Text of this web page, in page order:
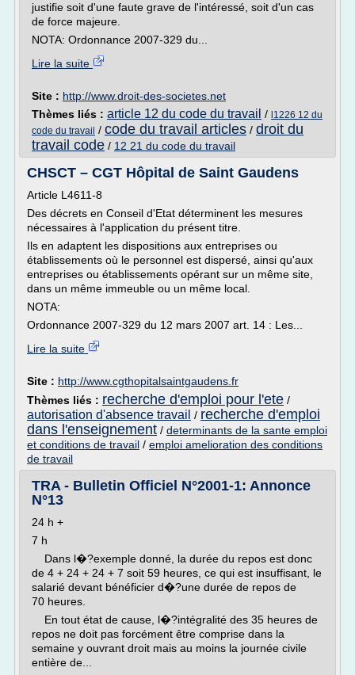
justifie soit d'une faute grave de l'intéressé, soit d'un cas
de force majeure.
NOTA: Ordonnance 2007-329 du...
Lire la suite
Site : http://www.droit-des-societes.net
Thèmes liés : article 12 du code du travail / l1226 12 du
code du travail / code du travail articles / droit du
travail code / 12 21 du code du travail
CHSCT – CGT Hôpital de Saint Gaudens
Article L4611-8
Des décrets en Conseil d'Etat déterminent les mesures
nécessaires à l'application du présent titre.
Ils en adaptent les dispositions aux entreprises ou
établissements où le personnel est dispersé, ainsi qu'aux
entreprises ou établissements opérant sur un même site,
dans un même immeuble ou un même local.
NOTA:
Ordonnance 2007-329 du 12 mars 2007 art. 14 : Les...
Lire la suite
Site : http://www.cgthopitalsaintgaudens.fr
Thèmes liés : recherche d'emploi pour l'ete /
autorisation d'absence travail / recherche d'emploi
dans l'enseignement / determinants de la sante emploi
et conditions de travail / emploi amelioration des conditions
de travail
TRA - Bulletin Officiel N°2001-1: Annonce
N°13
24 h +
7 h
Dans l�?exemple donné, la durée du repos est donc
de 4 + 24 + 24 + 7 soit 59 heures, ce qui est insuffisant, le
salarié devant bénéficier d�?une durée de repos de
70 heures.
En tout état de cause, l�?intégralité des 35 heures de
repos ne doit pas forcément être comprise dans la
semaine y ouvrant droit mais au moins la journée civile
entière de...